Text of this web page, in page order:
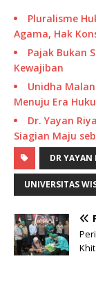
Pluralisme
Agama, Hak
Pajak Bukan
Kewajiban
Unidha
Menuju Era
Dr. Yayan
Siagian Maju
DR YAYAN
UNIVERSITAS